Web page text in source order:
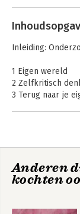
aan de kaak.
Inleiding:
1 Eigen wereld
2 Zelfkritisch
3 Terug naar je
9 Eigen
10 Eigen warme
Anderen
kochten